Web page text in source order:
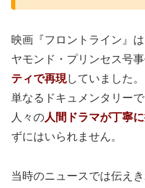
映画『フロントライン』
ヤモンド・プリンセス号
ティで再現 していました。
単なるドキュメンタリー
人々の 人間ドラマが丁寧
ずにはいられません。
当時のニュースでは伝え